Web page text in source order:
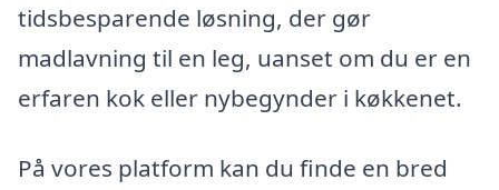
tidsbesparende løsning, der gør
madlavning til en leg, uanset om du er en
erfaren kok eller nybegynder i køkkenet.
På vores platform kan du finde en bred